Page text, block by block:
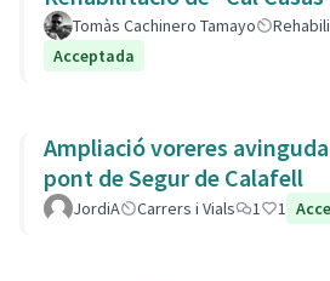
Tomàs Cachinero Tamayo
Acceptada
Ampliació voreres
pont de Segur de Calafell
JordiA Carrers i Vials 1 1